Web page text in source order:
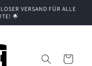
VERSAND FÜR ALLE
🌟
Warenkorb